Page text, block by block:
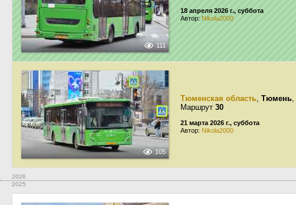
111
18 апреля 2026 г., суббота
Автор: Nikola2000
105
Тюменская область, Тюмень,
Маршрут 30
21 марта 2026 г., суббота
Автор: Nikola2000
2026
2025